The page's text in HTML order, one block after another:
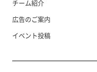
チーム紹介
広告のご案内
イベント投稿